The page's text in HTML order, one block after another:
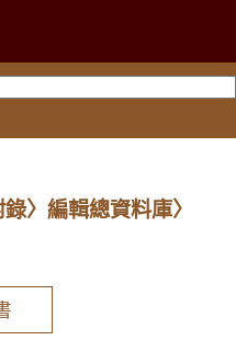
〉編輯總資料庫〉